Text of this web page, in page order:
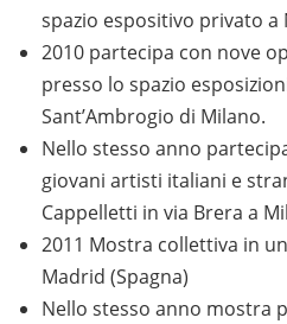
spazio espositivo privato a
2010 partecipa con nove
presso lo spazio
Sant’Ambrogio di Milano.
Nello stesso anno
giovani artisti italiani e
Cappelletti in via Brera a
2011 Mostra collettiva in
Madrid (Spagna)
Nello stesso anno mostra